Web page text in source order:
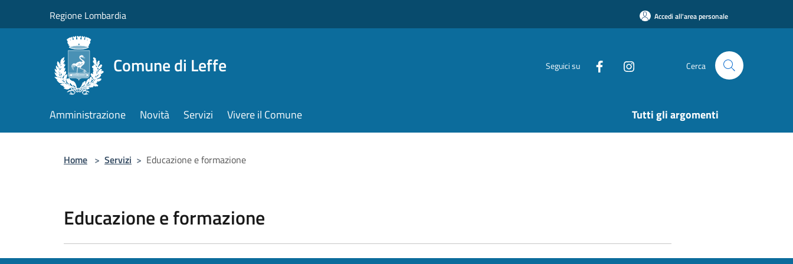
Regione Lombardia Accedi all'area personale
Comune di Leffe Seguici su Cerca
Amministrazione Novità Servizi Vivere il Comune Tutti gli argomenti
Home > Servizi > Educazione e formazione
Educazione e formazione